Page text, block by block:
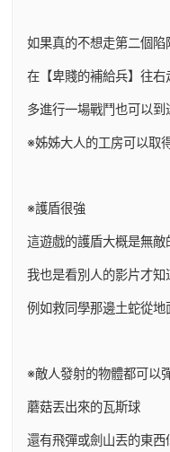
如果真的不想走第二個陷
在【卑賤的補給兵】往
多進行一場戰鬥也可以
※姊姊大人的工房可以取
※護盾很強
這遊戲的護盾大概是無敵
我也是看別人的影片才知
例如救同學那邊土蛇從
※敵人發射的物體都可以
蘑菇丟出來的瓦斯球
還有飛彈或劍山丟的東